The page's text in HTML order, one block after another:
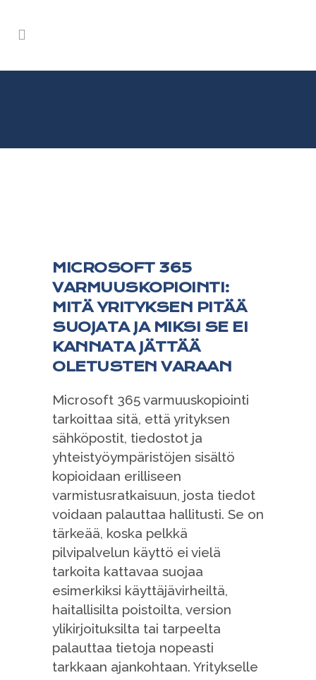
MICROSOFT 365
VARMUUSKOPIOINTI:
MITÄ YRITYKSEN PITÄÄ
SUOJATA JA MIKSI SE EI
KANNATA JÄTTÄÄ
OLETUSTEN VARAAN
Microsoft 365 varmuuskopiointi
tarkoittaa sitä, että yrityksen
sähköpostit, tiedostot ja
yhteistyöympäristöjen sisältö
kopioidaan erilliseen
varmistusratkaisuun, josta tiedot
voidaan palauttaa hallitusti. Se on
tärkeää, koska pelkkä
pilvipalvelun käyttö ei vielä
tarkoita kattavaa suojaa
esimerkiksi käyttäjävirheiltä,
haitallisilta poistoilta, version
ylikirjoituksilta tai tarpeelta
palauttaa tietoja nopeasti
tarkkaan ajankohtaan. Yritykselle